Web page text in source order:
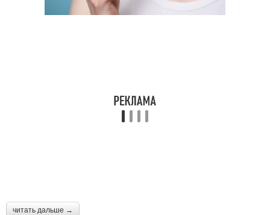
читать дальше →